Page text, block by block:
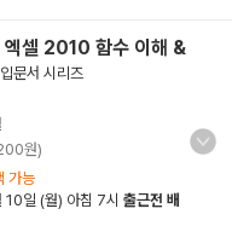
엑셀 2010 함수 이해 &
문서 시리즈
원)
가능
10일 (월) 아침 7시 출근전 배